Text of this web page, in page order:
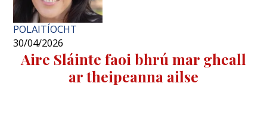
POLAITÍOCHT
30/04/2026
Aire Sláinte faoi bhrú mar gheall
ar theipeanna ailse